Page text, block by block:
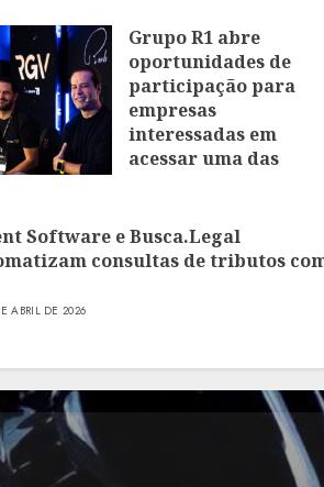
Grupo R1 abre
oportunidades de
participação para
empresas
interessadas em
acessar uma das
Brasil
16 DE JULHO DE 2026
Software e Busca.Legal
consultas de tributos
ABRIL DE 2026